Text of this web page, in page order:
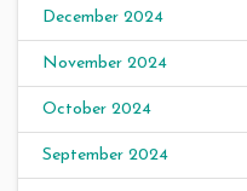
December 2024
November 2024
October 2024
September 2024